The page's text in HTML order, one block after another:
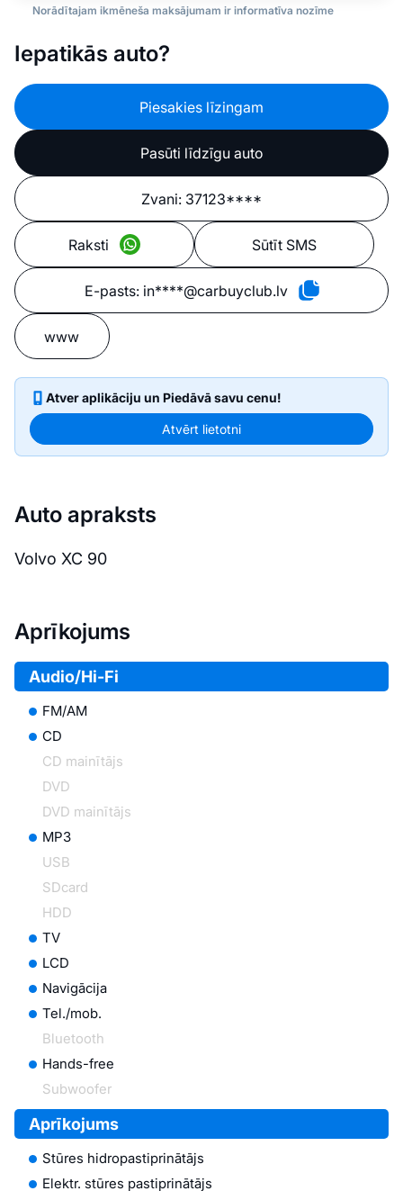
Norādītajam ikmēneša maksājumam ir informatīva nozīme
Iepatikās auto?
Piesakies līzingam
Pasūti līdzīgu auto
Zvani: 37123****
Raksti Sūtīt SMS
E-pasts: in****@carbuyclub.lv
www
Atver aplikāciju un Piedāvā savu cenu!
Atvērt lietotni
Auto apraksts
Volvo XC 90
Aprīkojums
Audio/Hi-Fi
FM/AM
CD
CD mainītājs
DVD
DVD mainītājs
MP3
USB
SDcard
HDD
TV
LCD
Navigācija
Tel./mob.
Bluetooth
Hands-free
Subwoofer
Aprīkojums
Stūres hidropastiprinātājs
Elektr. stūres pastiprinātājs